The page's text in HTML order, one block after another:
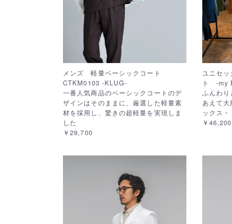
メンズ 軽量ベーシックコート
CTKM0103 -KLUG-
一番人気商品のベーシックコートのデ
ザインはそのままに、厳選した軽量素
材を採用し、驚きの超軽量を実現しま
した
￥29,700
ユニセ
ト -my
ふんわり
あえて大
ックス
￥46,200